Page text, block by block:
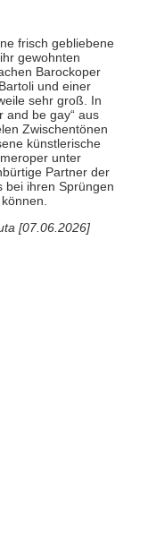
frisch gebliebene
gewohnten
Barockoper
und einer
sehr groß. In
and be gay“ aus
Zwischentönen
künstlerische
unter
Partner der
bei ihren Sprüngen
[07.06.2026]